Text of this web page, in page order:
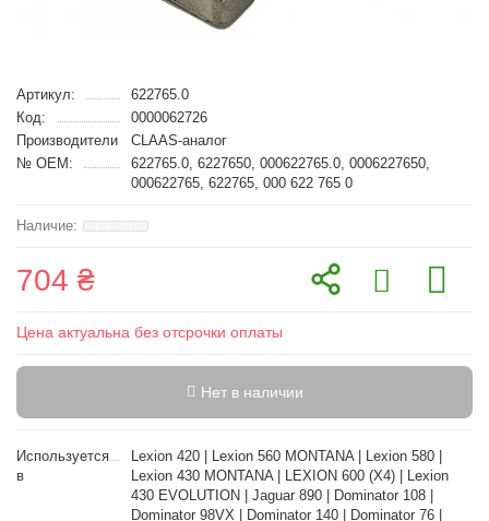
Артикул:
622765.0
Код:
0000062726
Производители
CLAAS-аналог
№ OEM:
622765.0, 6227650, 000622765.0, 0006227650,
000622765, 622765, 000 622 765 0
704 ₴
Цена актуальна без отсрочки оплаты
Нет в наличии
Используется
в
Lexion 420 | Lexion 560 MONTANA | Lexion 580 |
Lexion 430 MONTANA | LEXION 600 (X4) | Lexion
430 EVOLUTION | Jaguar 890 | Dominator 108 |
Dominator 98VX | Dominator 140 | Dominator 76 |